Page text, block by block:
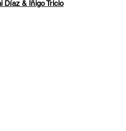
Díaz & Íñigo Tricio